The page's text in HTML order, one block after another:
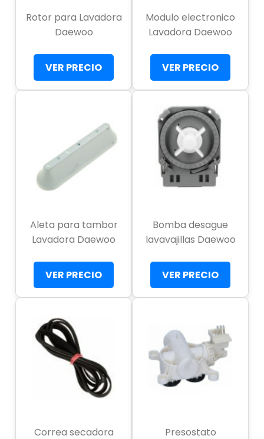
Rotor para Lavadora
Daewoo
VER PRECIO
Modulo electronico
Lavadora Daewoo
VER PRECIO
Aleta para tambor
Lavadora Daewoo
VER PRECIO
Bomba desague
lavavajillas Daewoo
VER PRECIO
Correa secadora Presostato